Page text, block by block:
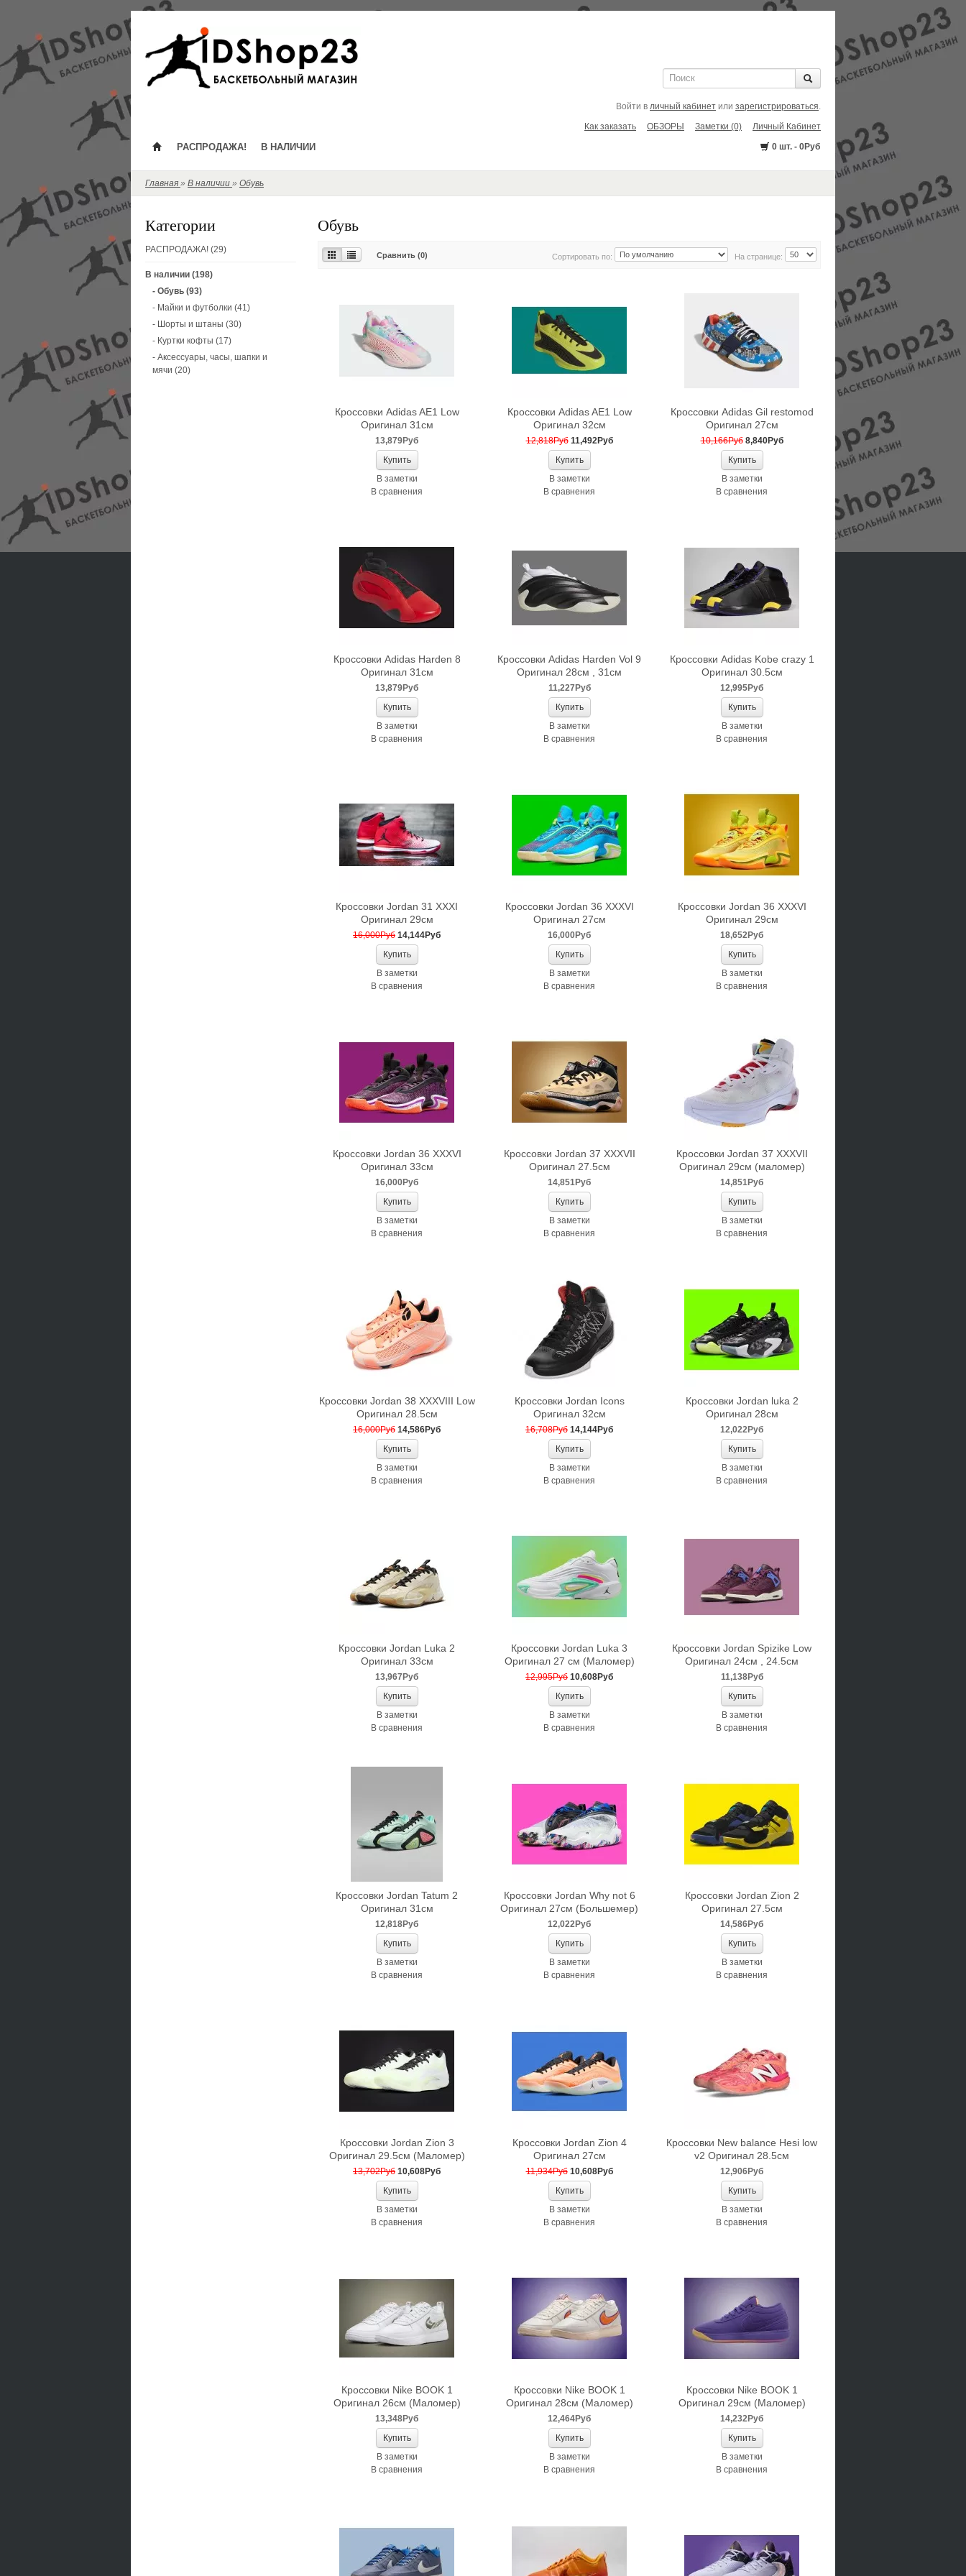
0 шт. - 0Руб
Войти в личный кабинет или зарегистрироваться.
Как заказать
ОБЗОРЫ Заметки (0) Личный Кабинет
РАСПРОДАЖА! В НАЛИЧИИ
Главная » В наличии » Обувь
Категории
РАСПРОДАЖА! (29)
В наличии (198)
- Обувь (93)
- Майки и футболки (41)
- Шорты и штаны (30)
- Куртки кофты (17)
- Аксессуары, часы, шапки и
мячи (20)
Обувь
Сравнить (0) Сортировать по: На странице:
Кроссовки Adidas AE1 Low
Оригинал 31см
13,879Руб
В заметки
В сравнения
Кроссовки Adidas AE1 Low
Оригинал 32см
12,818Руб 11,492Руб
В заметки
В сравнения
Кроссовки Adidas Gil restomod
Оригинал 27см
10,166Руб 8,840Руб
В заметки
В сравнения
Кроссовки Adidas Harden 8
Оригинал 31см
13,879Руб
В заметки
В сравнения
Кроссовки Adidas Harden Vol 9
Оригинал 28см , 31см
11,227Руб
В заметки
В сравнения
Кроссовки Adidas Kobe crazy 1
Оригинал 30.5см
12,995Руб
В заметки
В сравнения
Кроссовки Jordan 31 XXXI
Оригинал 29см
16,000Руб 14,144Руб
В заметки
В сравнения
Кроссовки Jordan 36 XXXVI
Оригинал 27см
16,000Руб
В заметки
В сравнения
Кроссовки Jordan 36 XXXVI
Оригинал 29см
18,652Руб
В заметки
В сравнения
Кроссовки Jordan 36 XXXVI
Оригинал 33см
16,000Руб
В заметки
В сравнения
Кроссовки Jordan 37 XXXVII
Оригинал 27.5см
14,851Руб
В заметки
В сравнения
Кроссовки Jordan 37 XXXVII
Оригинал 29см (маломер)
14,851Руб
В заметки
В сравнения
Кроссовки Jordan 38 XXXVIII Low
Оригинал 28.5см
16,000Руб 14,586Руб
В заметки
В сравнения
Кроссовки Jordan Icons
Оригинал 32см
16,708Руб 14,144Руб
В заметки
В сравнения
Кроссовки Jordan luka 2
Оригинал 28см
12,022Руб
В заметки
В сравнения
Кроссовки Jordan Luka 2
Оригинал 33см
13,967Руб
В заметки
В сравнения
Кроссовки Jordan Luka 3
Оригинал 27 см (Маломер)
12,995Руб 10,608Руб
В заметки
В сравнения
Кроссовки Jordan Spizike Low
Оригинал 24см , 24.5см
11,138Руб
В заметки
В сравнения
Кроссовки Jordan Tatum 2
Оригинал 31см
12,818Руб
В заметки
В сравнения
Кроссовки Jordan Why not 6
Оригинал 27см (Большемер)
12,022Руб
В заметки
В сравнения
Кроссовки Jordan Zion 2
Оригинал 27.5см
14,586Руб
В заметки
В сравнения
Кроссовки Jordan Zion 3
Оригинал 29.5см (Маломер)
13,702Руб 10,608Руб
В заметки
В сравнения
Кроссовки Jordan Zion 4
Оригинал 27см
11,934Руб 10,608Руб
В заметки
В сравнения
Кроссовки New balance Hesi low
v2 Оригинал 28.5см
12,906Руб
В заметки
В сравнения
Кроссовки Nike BOOK 1
Оригинал 26см (Маломер)
13,348Руб
В заметки
В сравнения
Кроссовки Nike BOOK 1
Оригинал 28см (Маломер)
12,464Руб
В заметки
В сравнения
Кроссовки Nike BOOK 1
Оригинал 29см (Маломер)
14,232Руб
В заметки
В сравнения